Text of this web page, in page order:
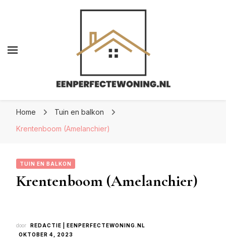
Home
Tuin en balkon
Krentenboom (Amelanchier)
TUIN EN BALKON
Krentenboom (Amelanchier)
door
REDACTIE | EENPERFECTEWONING.NL
OKTOBER 4, 2023